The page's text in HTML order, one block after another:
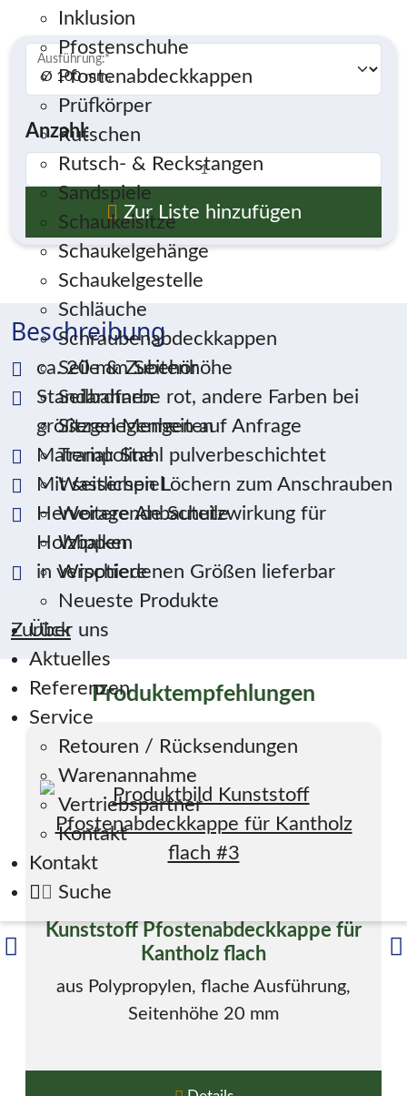
Inklusion
Pfostenschuhe
Pfostenabdeckkappen
Prüfkörper
Rutschen
Rutsch- & Reckstangen
Sandspiele
Schaukelsitze
Schaukelgehänge
Schaukelgestelle
Schläuche
Schraubenabdeckkappen
Seile & Zubehör
Seilbahnen
Sitzgelegenheiten
Trampoline
Wasserspiel
Weitere Anbauteile
Wippen
Wipptiere
Neueste Produkte
Über uns
Aktuelles
Referenzen
Service
Retouren / Rücksendungen
Warenannahme
Vertriebspartner
Kontakt
Kontakt
Suche
Ausführung:*
Anzahl:
Zur Liste hinzufügen
Beschreibung
ca. 20 mm Seitenhöhe
Standardfarbe rot, andere Farben bei
größeren Mengen auf Anfrage
Material: Stahl pulverbeschichtet
Mit seitlichen Löchern zum Anschrauben
Hervoragende Schutzwirkung für
Holzbalken
in verschiedenen Größen lieferbar
Zurück
Produktempfehlungen
Kunststoff Pfostenabdeckkappe für
Kantholz flach
aus Polypropylen, flache Ausführung,
Seitenhöhe 20 mm